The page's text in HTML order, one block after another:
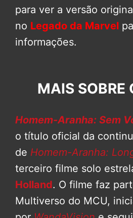
para ver a versão
no Legado da Marvel
informações.
MAIS SOBRE
Homem-Aranha: Sem
o título oficial da
de Homem-Aranha:
terceiro filme solo
Holland. O filme faz
Multiverso do MCU,